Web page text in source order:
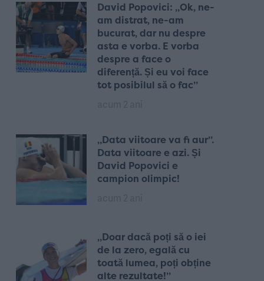
David Popovici: „Ok, ne-
am distrat, ne-am
bucurat, dar nu despre
asta e vorba. E vorba
despre a face o
diferență. Și eu voi face
tot posibilul să o fac”
„Data viitoare va fi aur”.
Data viitoare e azi. Și
David Popovici e
campion olimpic!
„Doar dacă poți să o iei
de la zero, egală cu
toată lumea, poți obține
alte rezultate!”